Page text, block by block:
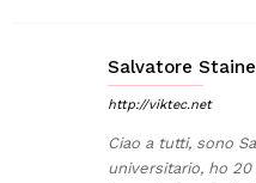
Salvatore Staine
http://viktec.net
Ciao a tutti, sono
universitario, ho